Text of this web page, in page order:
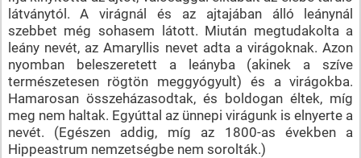
látványtól. A virágnál és az ajtajában álló leánynál
szebbet még sohasem látott. Miután megtudakolta a
leány nevét, az Amaryllis nevet adta a virágoknak. Azon
nyomban beleszeretett a leányba (akinek a szíve
természetesen rögtön meggyógyult) és a virágokba.
Hamarosan összeházasodtak, és boldogan éltek, míg
meg nem haltak. Egyúttal az ünnepi virágunk is elnyerte a
nevét. (Egészen addig, míg az 1800-as években a
Hippeastrum nemzetségbe nem sorolták.)